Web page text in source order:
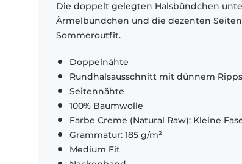
Die doppelt gelegten Halsbündchen
Ärmelbündchen und die dezenten
Sommeroutfit.
Doppelnähte
Rundhalsausschnitt mit dünnem
Seitennähte
100% Baumwolle
Farbe Creme (Natural Raw): Kleine
Grammatur: 185 g/m²
Medium Fit